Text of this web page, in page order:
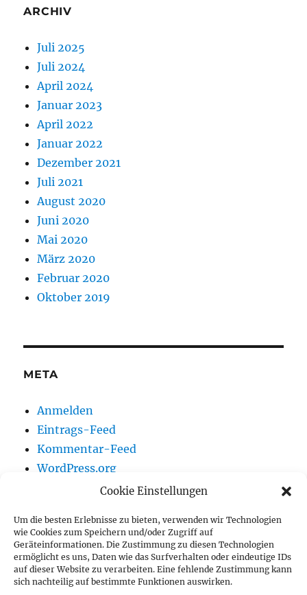
Cookie Einstellungen
Um die besten Erlebnisse zu bieten, verwenden wir Technologien
wie Cookies zum Speichern und/oder Zugriff auf
Geräteinformationen. Die Zustimmung zu diesen Technologien
ermöglicht es uns, Daten wie das Surfverhalten oder eindeutige IDs
auf dieser Website zu verarbeiten. Eine fehlende Zustimmung kann
sich nachteilig auf bestimmte Funktionen auswirken.
ARCHIV
Juli 2025
Juli 2024
April 2024
Januar 2023
April 2022
Januar 2022
Dezember 2021
Juli 2021
August 2020
Juni 2020
Mai 2020
März 2020
Februar 2020
Oktober 2019
META
Anmelden
Eintrags-Feed
Kommentar-Feed
WordPress.org
Vereinsnews
Wir auf Youtube